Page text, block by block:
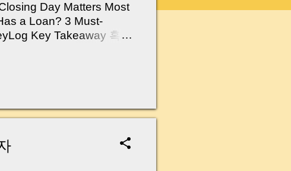
Day Matters Most
a Loan? 3 Must-
Key Takeaway 혹시
장에서 겪었던 일입니
통장으로 안 들어오죠?”
를 몰라서 생기는 걱정입
글 하나만 제대로 이해